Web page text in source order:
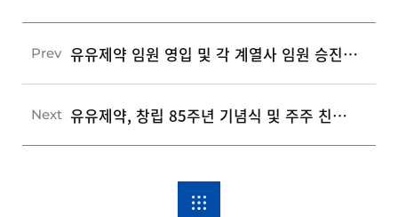
Prev 유유제약 임원 영입 및 각 계열사 임원 승진 인사
Next 유유제약, 창립 85주년 기념식 및 주주 친화 현금배당 진행